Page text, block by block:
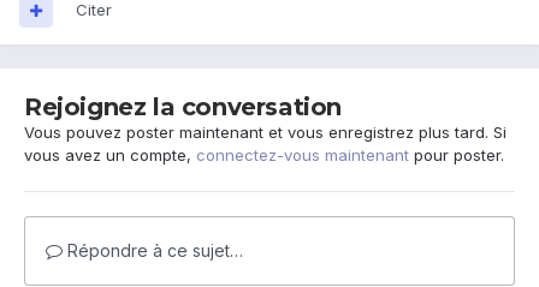
Citer
Rejoignez la conversation
Vous pouvez poster maintenant et vous enregistrez plus tard. Si
vous avez un compte, connectez-vous maintenant pour poster.
Répondre à ce sujet…